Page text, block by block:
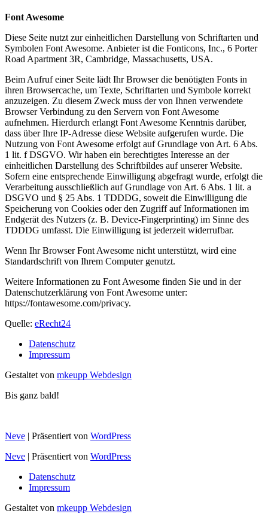
Font Awesome
Diese Seite nutzt zur einheitlichen Darstellung von Schriftarten und
Symbolen Font Awesome. Anbieter ist die Fonticons, Inc., 6 Porter
Road Apartment 3R, Cambridge, Massachusetts, USA.
Beim Aufruf einer Seite lädt Ihr Browser die benötigten Fonts in
ihren Browsercache, um Texte, Schriftarten und Symbole korrekt
anzuzeigen. Zu diesem Zweck muss der von Ihnen verwendete
Browser Verbindung zu den Servern von Font Awesome
aufnehmen. Hierdurch erlangt Font Awesome Kenntnis darüber,
dass über Ihre IP-Adresse diese Website aufgerufen wurde. Die
Nutzung von Font Awesome erfolgt auf Grundlage von Art. 6 Abs.
1 lit. f DSGVO. Wir haben ein berechtigtes Interesse an der
einheitlichen Darstellung des Schriftbildes auf unserer Website.
Sofern eine entsprechende Einwilligung abgefragt wurde, erfolgt die
Verarbeitung ausschließlich auf Grundlage von Art. 6 Abs. 1 lit. a
DSGVO und § 25 Abs. 1 TDDDG, soweit die Einwilligung die
Speicherung von Cookies oder den Zugriff auf Informationen im
Endgerät des Nutzers (z. B. Device-Fingerprinting) im Sinne des
TDDDG umfasst. Die Einwilligung ist jederzeit widerrufbar.
Wenn Ihr Browser Font Awesome nicht unterstützt, wird eine
Standardschrift von Ihrem Computer genutzt.
Weitere Informationen zu Font Awesome finden Sie und in der
Datenschutzerklärung von Font Awesome unter:
https://fontawesome.com/privacy.
Quelle: eRecht24
Datenschutz
Impressum
Gestaltet von mkeupp Webdesign
Bis ganz bald!
Neve | Präsentiert von WordPress
Neve | Präsentiert von WordPress
Datenschutz
Impressum
Gestaltet von mkeupp Webdesign